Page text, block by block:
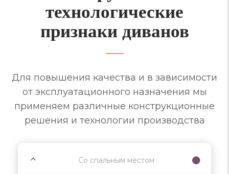
технологические
признаки диванов
Для повышения качества и в зависимости
от эксплуатационного назначения мы
применяем различные конструкционные
решения и технологии производства
Со спальным местом